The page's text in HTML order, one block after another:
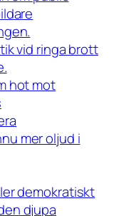
vid ringa brott
hot mot
mer oljud i
demokratiskt
djupa